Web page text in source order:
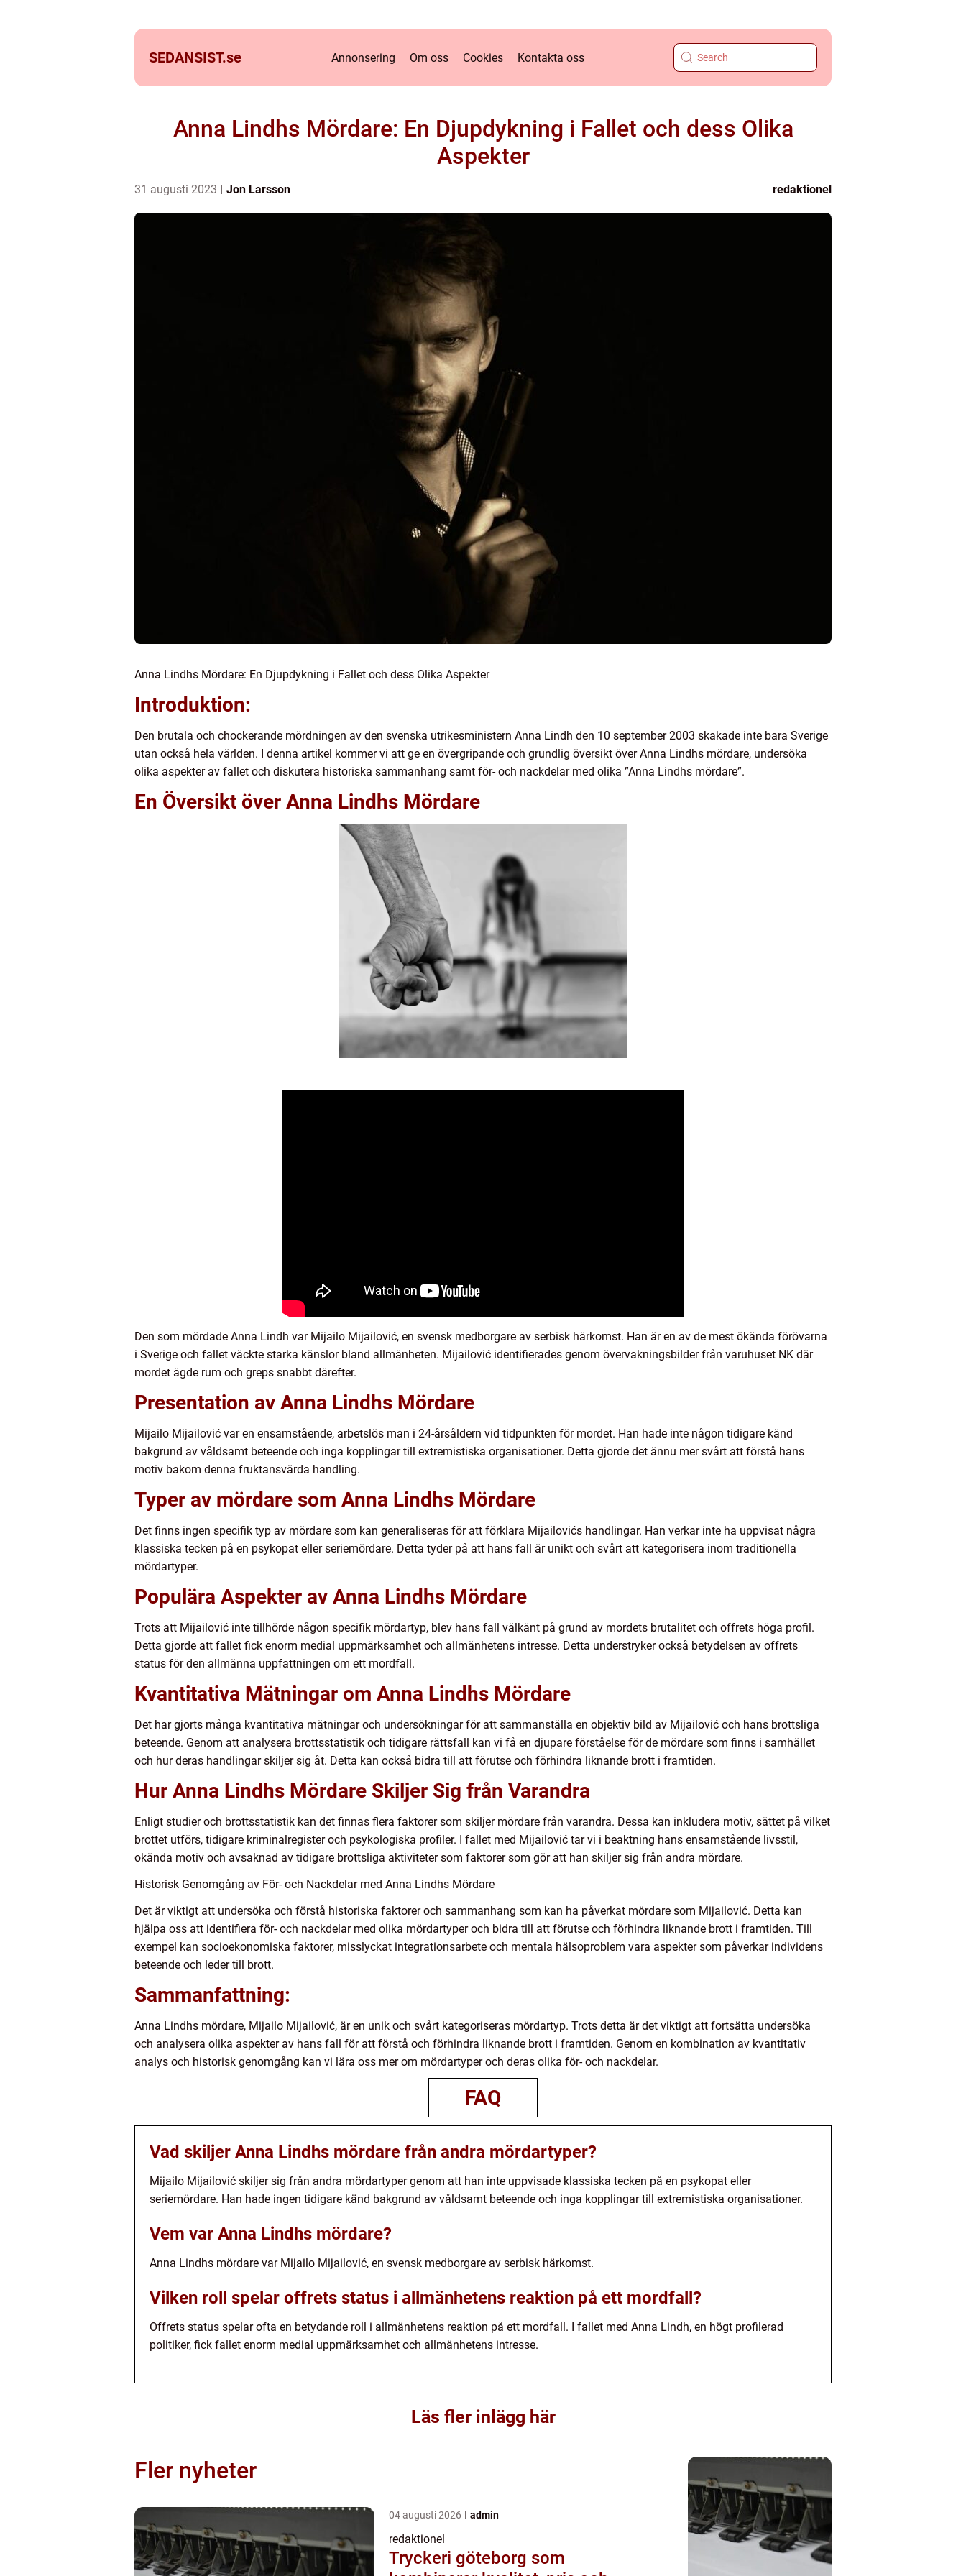
SEDANSIST.se Annonsering Om oss Cookies Kontakta oss
Anna Lindhs Mördare: En Djupdykning i Fallet och dess Olika
Aspekter
31 augusti 2023 Jon Larsson redaktionel
Anna Lindhs Mördare: En Djupdykning i Fallet och dess Olika Aspekter
Introduktion:
Den brutala och chockerande mördningen av den svenska utrikesministern Anna Lindh den 10 september 2003 skakade inte bara Sverige
utan också hela världen. I denna artikel kommer vi att ge en övergripande och grundlig översikt över Anna Lindhs mördare, undersöka
olika aspekter av fallet och diskutera historiska sammanhang samt för- och nackdelar med olika ”Anna Lindhs mördare”.
En Översikt över Anna Lindhs Mördare
Den som mördade Anna Lindh var Mijailo Mijailović, en svensk medborgare av serbisk härkomst. Han är en av de mest ökända förövarna
i Sverige och fallet väckte starka känslor bland allmänheten. Mijailović identifierades genom övervakningsbilder från varuhuset NK där
mordet ägde rum och greps snabbt därefter.
Presentation av Anna Lindhs Mördare
Mijailo Mijailović var en ensamstående, arbetslös man i 24-årsåldern vid tidpunkten för mordet. Han hade inte någon tidigare känd
bakgrund av våldsamt beteende och inga kopplingar till extremistiska organisationer. Detta gjorde det ännu mer svårt att förstå hans
motiv bakom denna fruktansvärda handling.
Typer av mördare som Anna Lindhs Mördare
Det finns ingen specifik typ av mördare som kan generaliseras för att förklara Mijailovićs handlingar. Han verkar inte ha uppvisat några
klassiska tecken på en psykopat eller seriemördare. Detta tyder på att hans fall är unikt och svårt att kategorisera inom traditionella
mördartyper.
Populära Aspekter av Anna Lindhs Mördare
Trots att Mijailović inte tillhörde någon specifik mördartyp, blev hans fall välkänt på grund av mordets brutalitet och offrets höga profil.
Detta gjorde att fallet fick enorm medial uppmärksamhet och allmänhetens intresse. Detta understryker också betydelsen av offrets
status för den allmänna uppfattningen om ett mordfall.
Kvantitativa Mätningar om Anna Lindhs Mördare
Det har gjorts många kvantitativa mätningar och undersökningar för att sammanställa en objektiv bild av Mijailović och hans brottsliga
beteende. Genom att analysera brottsstatistik och tidigare rättsfall kan vi få en djupare förståelse för de mördare som finns i samhället
och hur deras handlingar skiljer sig åt. Detta kan också bidra till att förutse och förhindra liknande brott i framtiden.
Hur Anna Lindhs Mördare Skiljer Sig från Varandra
Enligt studier och brottsstatistik kan det finnas flera faktorer som skiljer mördare från varandra. Dessa kan inkludera motiv, sättet på vilket
brottet utförs, tidigare kriminalregister och psykologiska profiler. I fallet med Mijailović tar vi i beaktning hans ensamstående livsstil,
okända motiv och avsaknad av tidigare brottsliga aktiviteter som faktorer som gör att han skiljer sig från andra mördare.
Historisk Genomgång av För- och Nackdelar med Anna Lindhs Mördare
Det är viktigt att undersöka och förstå historiska faktorer och sammanhang som kan ha påverkat mördare som Mijailović. Detta kan
hjälpa oss att identifiera för- och nackdelar med olika mördartyper och bidra till att förutse och förhindra liknande brott i framtiden. Till
exempel kan socioekonomiska faktorer, misslyckat integrationsarbete och mentala hälsoproblem vara aspekter som påverkar individens
beteende och leder till brott.
Sammanfattning:
Anna Lindhs mördare, Mijailo Mijailović, är en unik och svårt kategoriseras mördartyp. Trots detta är det viktigt att fortsätta undersöka
och analysera olika aspekter av hans fall för att förstå och förhindra liknande brott i framtiden. Genom en kombination av kvantitativ
analys och historisk genomgång kan vi lära oss mer om mördartyper och deras olika för- och nackdelar.
FAQ
Vad skiljer Anna Lindhs mördare från andra mördartyper?
Mijailo Mijailović skiljer sig från andra mördartyper genom att han inte uppvisade klassiska tecken på en psykopat eller
seriemördare. Han hade ingen tidigare känd bakgrund av våldsamt beteende och inga kopplingar till extremistiska organisationer.
Vem var Anna Lindhs mördare?
Anna Lindhs mördare var Mijailo Mijailović, en svensk medborgare av serbisk härkomst.
Vilken roll spelar offrets status i allmänhetens reaktion på ett mordfall?
Offrets status spelar ofta en betydande roll i allmänhetens reaktion på ett mordfall. I fallet med Anna Lindh, en högt profilerad
politiker, fick fallet enorm medial uppmärksamhet och allmänhetens intresse.
Läs fler inlägg här
Fler nyheter
04 augusti 2026 admin
redaktionel
Tryckeri göteborg som